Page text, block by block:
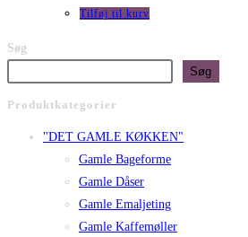
Tilføj til kurv
Søg
Søg
Produktkategorier
"DET GAMLE KØKKEN"
Gamle Bageforme
Gamle Dåser
Gamle Emaljeting
Gamle Kaffemøller